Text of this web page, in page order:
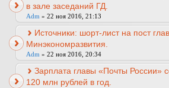
в зале заседаний ГД.
Adm » 22 ноя 2016, 21:13
Источники: шорт-лист на пост
Минэкономразвития.
Adm » 22 ноя 2016, 20:34
Зарплата главы «Почты России»
120 млн рублей в год.